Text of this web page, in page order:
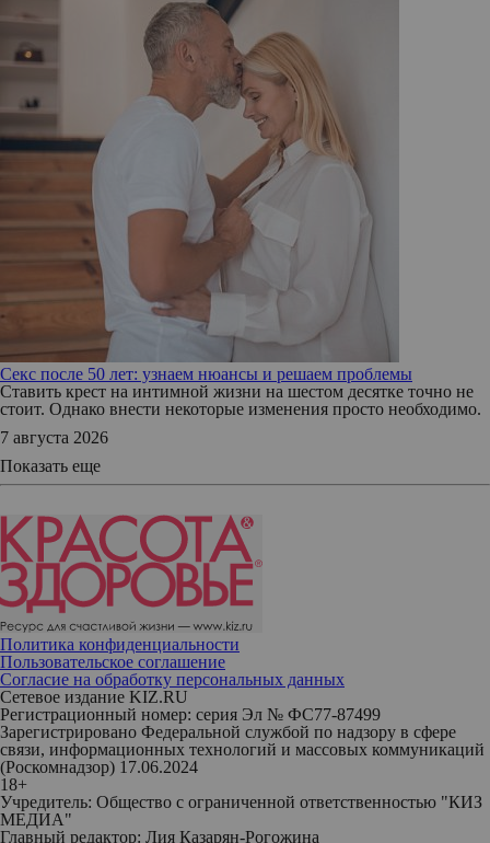
Секс после 50 лет: узнаем нюансы и решаем проблемы
Ставить крест на интимной жизни на шестом десятке точно не
стоит. Однако внести некоторые изменения просто необходимо.
7 августа 2026
Показать еще
Политика конфиденциальности
Пользовательское соглашение
Согласие на обработку персональных данных
Сетевое издание KIZ.RU
Регистрационный номер: серия Эл № ФС77-87499
Зарегистрировано Федеральной службой по надзору в сфере
связи, информационных технологий и массовых коммуникаций
(Роскомнадзор) 17.06.2024
18+
Учредитель: Общество с ограниченной ответственностью "КИЗ
МЕДИА"
Главный редактор: Лия Казарян-Рогожина